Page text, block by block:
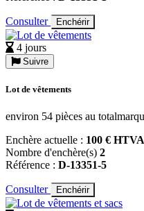
Consulter Enchérir
4 jours
Suivre
Lot de vêtements
environ 54 pièces au
Enchère actuelle : 100 €
Nombre d'enchère(s) 2
Référence : D-13351-5
Consulter Enchérir